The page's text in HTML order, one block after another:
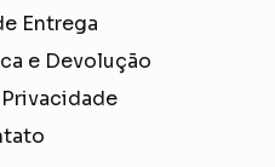
Entrega
e Devolução